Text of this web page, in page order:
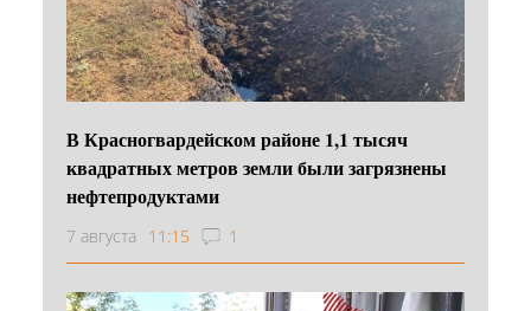
В Красногвардейском районе 1,1 тысяч
квадратных метров земли были загрязнены
нефтепродуктами
7 августа 11:15 1